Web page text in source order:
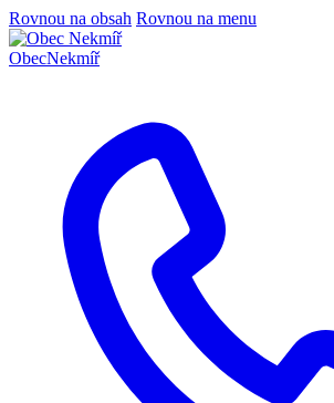
Rovnou na obsah Rovnou na menu
ObecNekmíř